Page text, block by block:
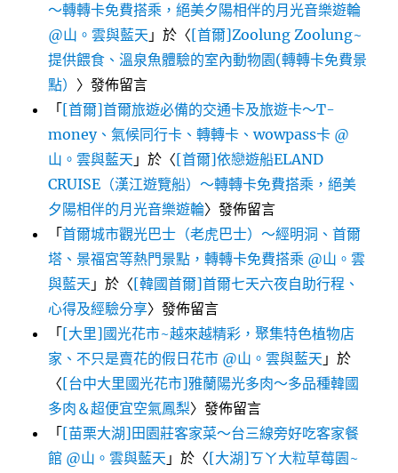
～轉轉卡免費搭乘，絕美夕陽相伴的月光音樂遊輪
@山。雲與藍天 」於〈[首爾]Zoolung Zoolung~
提供餵食、溫泉魚體驗的室內動物園(轉轉卡免費景
點） 〉發佈留言
「[首爾]首爾旅遊必備的交通卡及旅遊卡～T-
money、氣候同行卡、轉轉卡、wowpass卡 @
山。雲與藍天 」於〈[首爾]依戀遊船ELAND
CRUISE（漢江遊覽船）～轉轉卡免費搭乘，絕美
夕陽相伴的月光音樂遊輪〉發佈留言
「首爾城市觀光巴士（老虎巴士）～經明洞、首爾
塔、景福宮等熱門景點，轉轉卡免費搭乘 @山。雲
與藍天 」於〈[韓國首爾]首爾七天六夜自助行程、
心得及經驗分享〉發佈留言
「[大里]國光花市~越來越精彩，聚集特色植物店
家、不只是賣花的假日花市 @山。雲與藍天 」於
〈[台中大里國光花市]雅蘭陽光多肉～多品種韓國
多肉＆超便宜空氣鳳梨〉發佈留言
「[苗栗大湖]田園莊客家菜～台三線旁好吃客家餐
館 @山。雲與藍天 」於〈[大湖]ㄎㄚ大粒草莓園~